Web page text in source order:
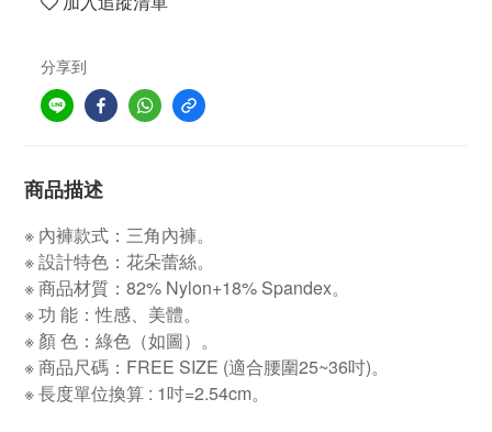
分享到
商品描述
※ 內褲款式：三角內褲。
※ 設計特色：花朵蕾絲。
※ 商品材質：82% Nylon+18% Spandex。
※ 功 能：性感、美體。
※ 顏 色：綠色（如圖）。
※ 商品尺碼：FREE SIZE (適合腰圍25~36吋)。
※ 長度單位換算 : 1吋=2.54cm。